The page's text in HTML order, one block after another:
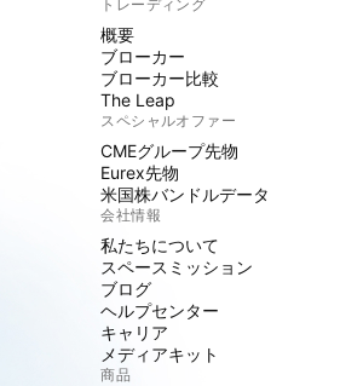
トレーディング
概要
ブローカー
ブローカー比較
The Leap
スペシャルオファー
CMEグループ先物
Eurex先物
米国株バンドルデータ
会社情報
私たちについて
スペースミッション
ブログ
ヘルプセンター
キャリア
メディアキット
商品